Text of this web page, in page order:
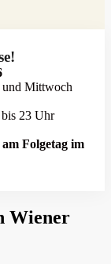
und Mittwoch
23 Uhr
Folgetag im
Wiener